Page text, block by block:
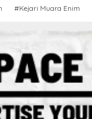
#Kejari Muara Enim